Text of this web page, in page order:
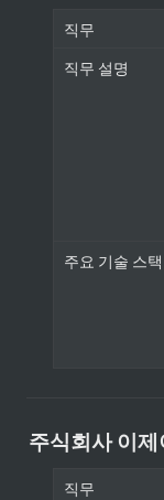
직무
직무 설명
주요 기술 스택
주식회사 이
직무